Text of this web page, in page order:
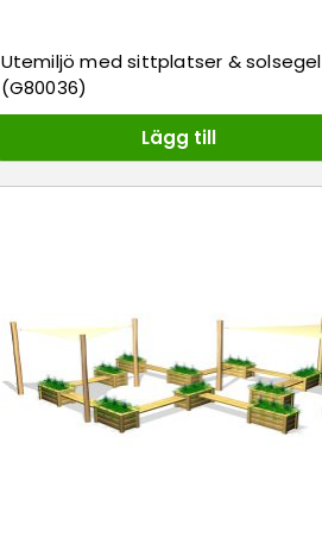
Utemiljö med sittplatser & solsegel
(G80036)
Lägg till